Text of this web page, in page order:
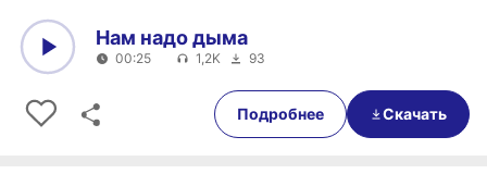
00:25
Нам надо дыма
00:25 1,2K 93
Подробнее Скачать